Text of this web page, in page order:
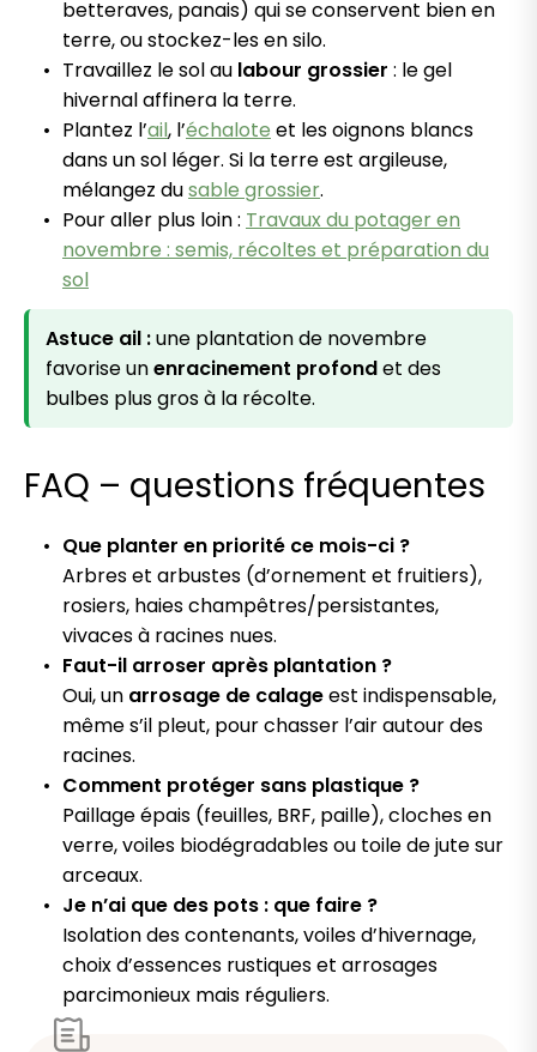
betteraves, panais) qui se conservent bien en
terre, ou stockez-les en silo.
Travaillez le sol au labour grossier : le gel
hivernal affinera la terre.
Plantez l’ail, l’échalote et les oignons blancs
dans un sol léger. Si la terre est argileuse,
mélangez dusable grossier.
Pour aller plus loin : Travaux du potager en
novembre : semis, récoltes et préparation du
sol
Astuce ail :une plantation de novembre
favorise unenracinement profondet des
bulbes plus gros à la récolte.
FAQ – questions fréquentes
Que planter en priorité ce mois-ci ?
Arbres et arbustes (d’ornement et fruitiers),
rosiers, haies champêtres/persistantes,
vivaces à racines nues.
Faut-il arroser après plantation ?
Oui, un arrosage de calageest indispensable,
même s’il pleut, pour chasser l’air autour des
racines.
Comment protéger sans plastique ?
Paillage épais (feuilles, BRF, paille), cloches en
verre, voiles biodégradables ou toile de jute sur
arceaux.
Je n’ai que des pots : que faire ?
Isolation des contenants, voiles d’hivernage,
choix d’essences rustiques et arrosages
parcimonieux mais réguliers.